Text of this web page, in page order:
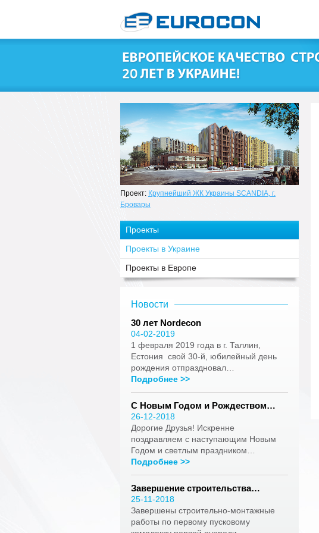
Проект: Крупнейший ЖК Украины SCANDIA, г.
Бровары
Проекты
Проекты в Украине
Проекты в Европе
Новости
30 лет Nordecon
04-02-2019
1 февраля 2019 года в г. Таллин,
Естония свой 30-й, юбилейный день
рождения отпраздновал…
Подробнее >>
С Новым Годом и Рождеством…
26-12-2018
Дорогие Друзья! Искренне
поздравляем с наступающим Новым
Годом и светлым праздником…
Подробнее >>
Завершение строительства…
25-11-2018
Завершены строительно-монтажные
работы по первому пусковому